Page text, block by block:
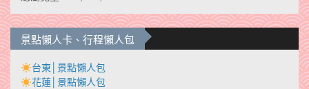
景點懶人卡、行程懶人包
台東│景點懶人包
花蓮│景點懶人包